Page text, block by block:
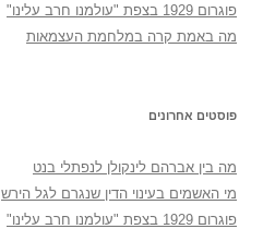
פוגרום 1929 בצפת "עולמנו חרב עלינו"
מה באמת קרה במלחמת העצמאות
פוסטים אחרונים
מה בין אברהם לינקולן לנפתלי בנט
מי האשמים בעינוי הדין שנגרם לגל הירש
פוגרום 1929 בצפת "עולמנו חרב עלינו"